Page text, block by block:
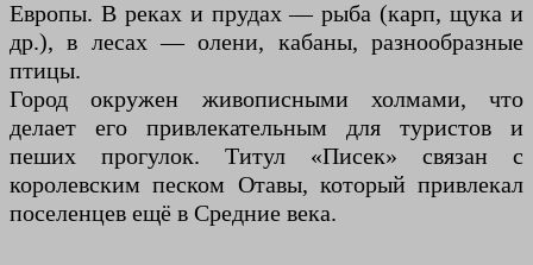
Европы. В реках и прудах — рыба (карп, щука и
др.), в лесах — олени, кабаны, разнообразные
птицы.
Город окружен живописными холмами, что
делает его привлекательным для туристов и
пеших прогулок. Титул «Писек» связан с
королевским песком Отавы, который привлекал
поселенцев ещё в Средние века.